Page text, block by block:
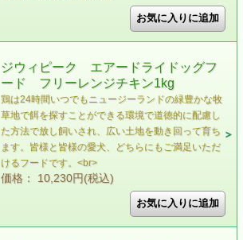
ジウィピーク エアードライドッグフ
ード フリーレンジチキン1kg
鶏は24時間いつでもニュージーランドの緑豊かな牧
草地で餌を探すことができる環境で道徳的に配慮し
た方法で放し飼いされ、広い土地を動き回って育ち
ます。皆様と皆様の愛犬、どちらにもご満足いただ
けるフードです。<br>
価格： 10,230円(税込)